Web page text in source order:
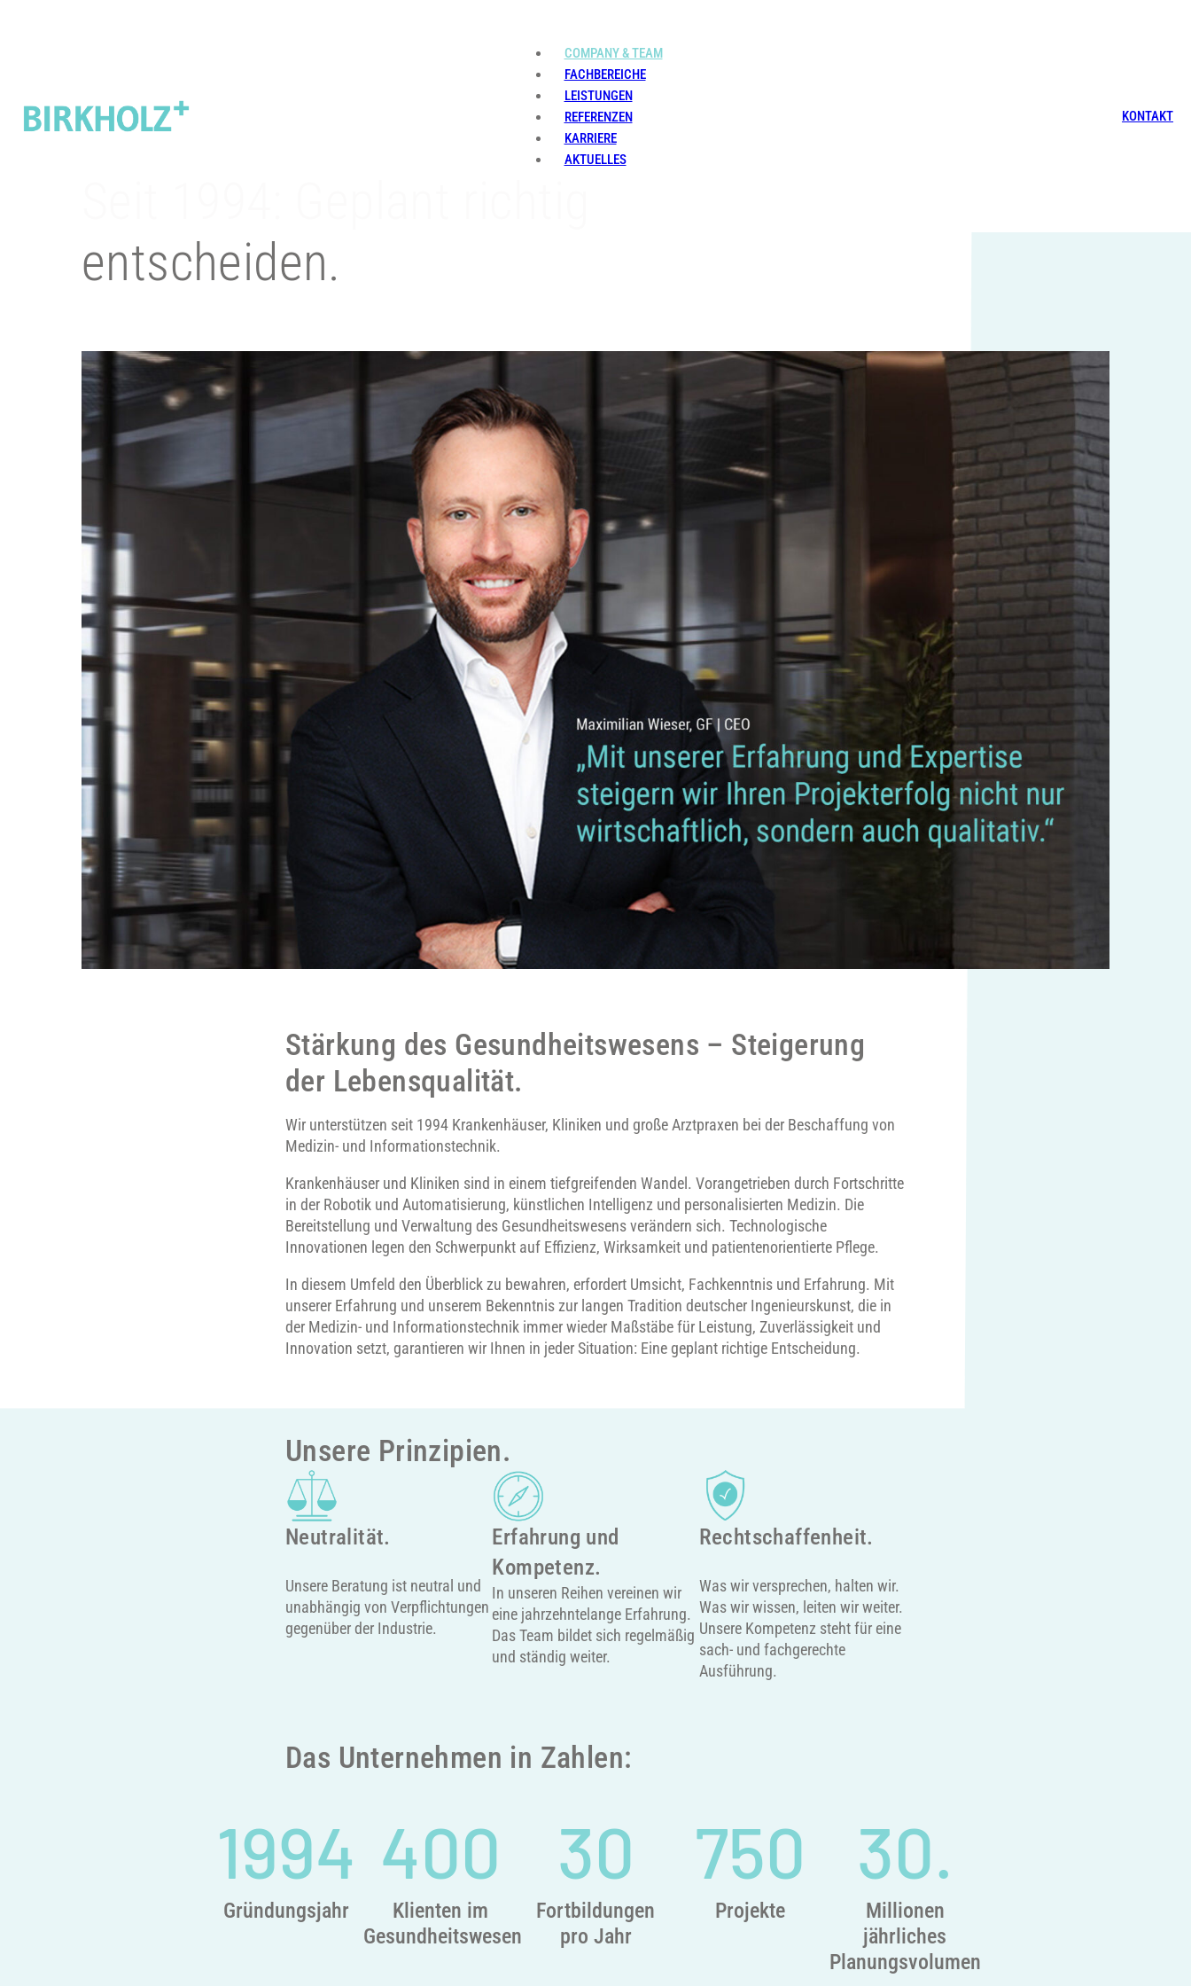
COMPANY & TEAM
FACHBEREICHE
LEISTUNGEN
REFERENZEN
KARRIERE
AKTUELLES
KONTAKT
entscheiden.
Stärkung des Gesundheitswesens – Steigerung
der Lebensqualität.
Wir unterstützen seit 1994 Krankenhäuser, Kliniken und große Arztpraxen bei der Beschaffung von
Medizin- und Informationstechnik.
Krankenhäuser und Kliniken sind in einem tiefgreifenden Wandel. Vorangetrieben durch Fortschritte
in der Robotik und Automatisierung, künstlichen Intelligenz und personalisierten Medizin. Die
Bereitstellung und Verwaltung des Gesundheitswesens verändern sich. Technologische
Innovationen legen den Schwerpunkt auf Effizienz, Wirksamkeit und patientenorientierte Pflege.
In diesem Umfeld den Überblick zu bewahren, erfordert Umsicht, Fachkenntnis und Erfahrung. Mit
unserer Erfahrung und unserem Bekenntnis zur langen Tradition deutscher Ingenieurskunst, die in
der Medizin- und Informationstechnik immer wieder Maßstäbe für Leistung, Zuverlässigkeit und
Innovation setzt, garantieren wir Ihnen in jeder Situation: Eine geplant richtige Entscheidung.
Unsere Prinzipien.
Neutralität.
Unsere Beratung ist neutral und
unabhängig von Verpflichtungen
gegenüber der Industrie.
Erfahrung und
Kompetenz.
In unseren Reihen vereinen wir
eine jahrzehntelange Erfahrung.
Das Team bildet sich regelmäßig
und ständig weiter.
Rechtschaffenheit.
Was wir versprechen, halten wir.
Was wir wissen, leiten wir weiter.
Unsere Kompetenz steht für eine
sach- und fachgerechte
Ausführung.
Das Unternehmen in Zahlen:
1994
Gründungsjahr
400
Klienten im
Gesundheitswesen
30
Fortbildungen
pro Jahr
750
Projekte
30.
Millionen
jährliches
Planungsvolumen